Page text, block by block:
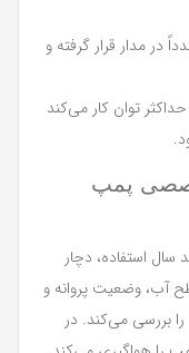
در مدار قرار گرفته و
توان کار می‌کند
پمپ
استفاده، دچار
آب، وضعیت پروانه و
بررسی می‌کند. در